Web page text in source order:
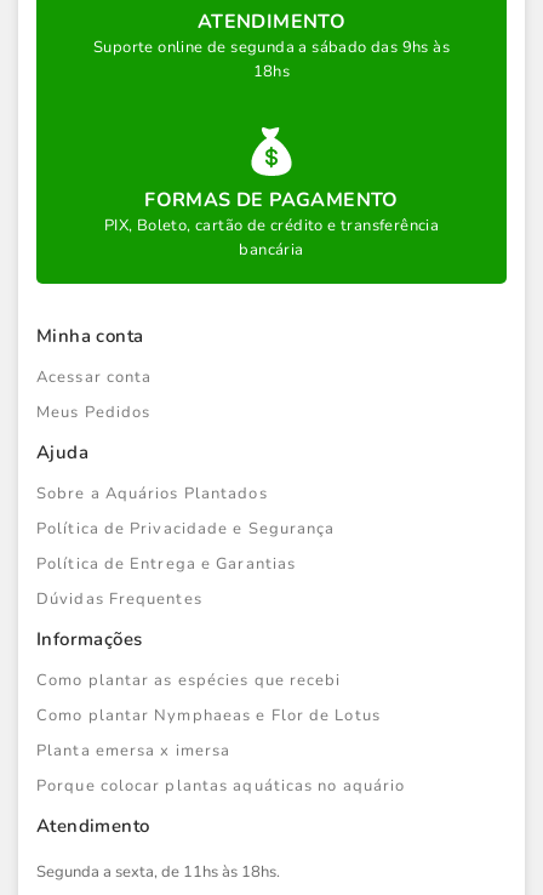
ATENDIMENTO
Suporte online de segunda a sábado das 9hs às
18hs
FORMAS DE PAGAMENTO
PIX, Boleto, cartão de crédito e transferência
bancária
Minha conta
Acessar conta
Meus Pedidos
Ajuda
Sobre a Aquários Plantados
Política de Privacidade e Segurança
Política de Entrega e Garantias
Dúvidas Frequentes
Informações
Como plantar as espécies que recebi
Como plantar Nymphaeas e Flor de Lotus
Planta emersa x imersa
Porque colocar plantas aquáticas no aquário
Atendimento
Segunda a sexta, de 11hs às 18hs.